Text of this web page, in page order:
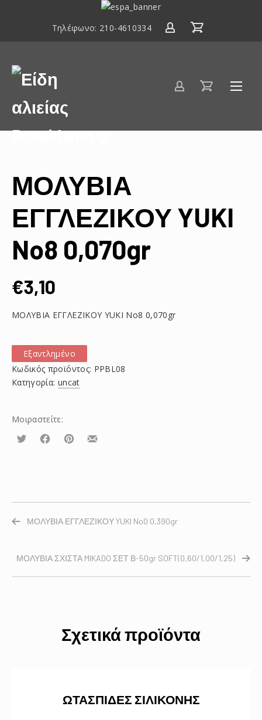
ΕΣΠΑ
2020
Τηλέφωνο: 210-4610334
Είδη
αλιείας
Poseidwnn.gr
ΜΟΛΥΒΙΑ
ΕΓΓΛΕΖΙΚΟΥ YUKI
No8 0,070gr
€3,10
ΜΟΛΥΒΙΑ ΕΓΓΛΕΖΙΚΟΥ YUKI No8 0,070gr
Εξαντλημένο
Κωδικός προϊόντος: PPBL08
Κατηγορία: uncat
Μοιραστείτε:
Τουίτα ΜοιραστείτεΜοιραστείτεΜοιραστείτε
ΜΟΛΥΒΙΑ ΕΓΓΛΕΖΙΚΟΥ YUKI No0 0,390gr
ΜΟΛΥΒΙΑ ΣΧΙΣΤΑ MIKADO ΣΕΤ Β-50gr SOFT(0,60/1,00/1,25)
Σχετικά προϊόντα
ΩΤΑΣΠΙΔΕΣ ΣΙΛΙΚΟΝΗΣ